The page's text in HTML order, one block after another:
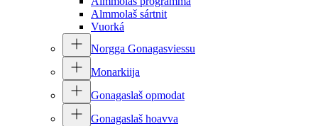
Almmolaš sártnit
Vuorká
Norgga Gonagasviessu
Monarkiija
Gonagaslaš opmodat
Gonagaslaš hoavva